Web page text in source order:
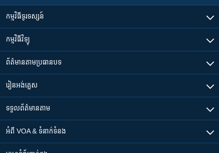
កម្មវិធី​ទូរទស្សន៍
កម្មវិធី​វិទ្យុ
ព័ត៌មាន​តាមប្រធានបទ​
រៀន​​អង់គ្លេស
ទទួល​ព័ត៌មាន​តាម
អំពី​ VOA & ទំនាក់ទំនង